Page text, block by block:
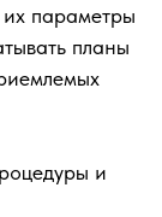
параметры
планы
и